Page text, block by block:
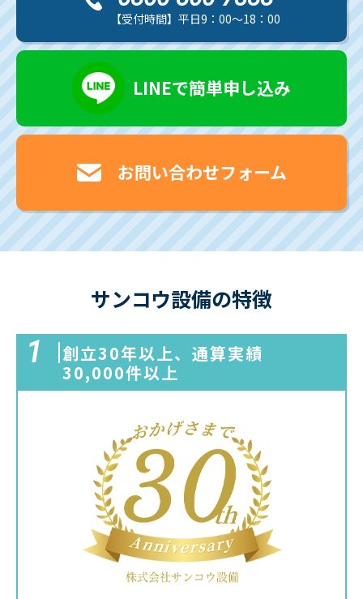
【受付時間】平日9：00～18：00
LINEで簡単申し込み
お問い合わせフォーム
サンコウ設備の特徴
1 創立30年以上、通算実績
30,000件以上